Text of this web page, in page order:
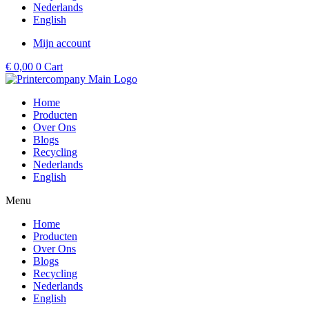
Nederlands
English
Mijn account
€ 0,00 0 Cart
Home
Producten
Over Ons
Blogs
Recycling
Nederlands
English
Menu
Home
Producten
Over Ons
Blogs
Recycling
Nederlands
English